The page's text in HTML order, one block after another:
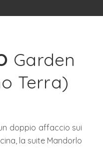
Garden
Terra)
doppio affaccio sui
la suite Mandorlo